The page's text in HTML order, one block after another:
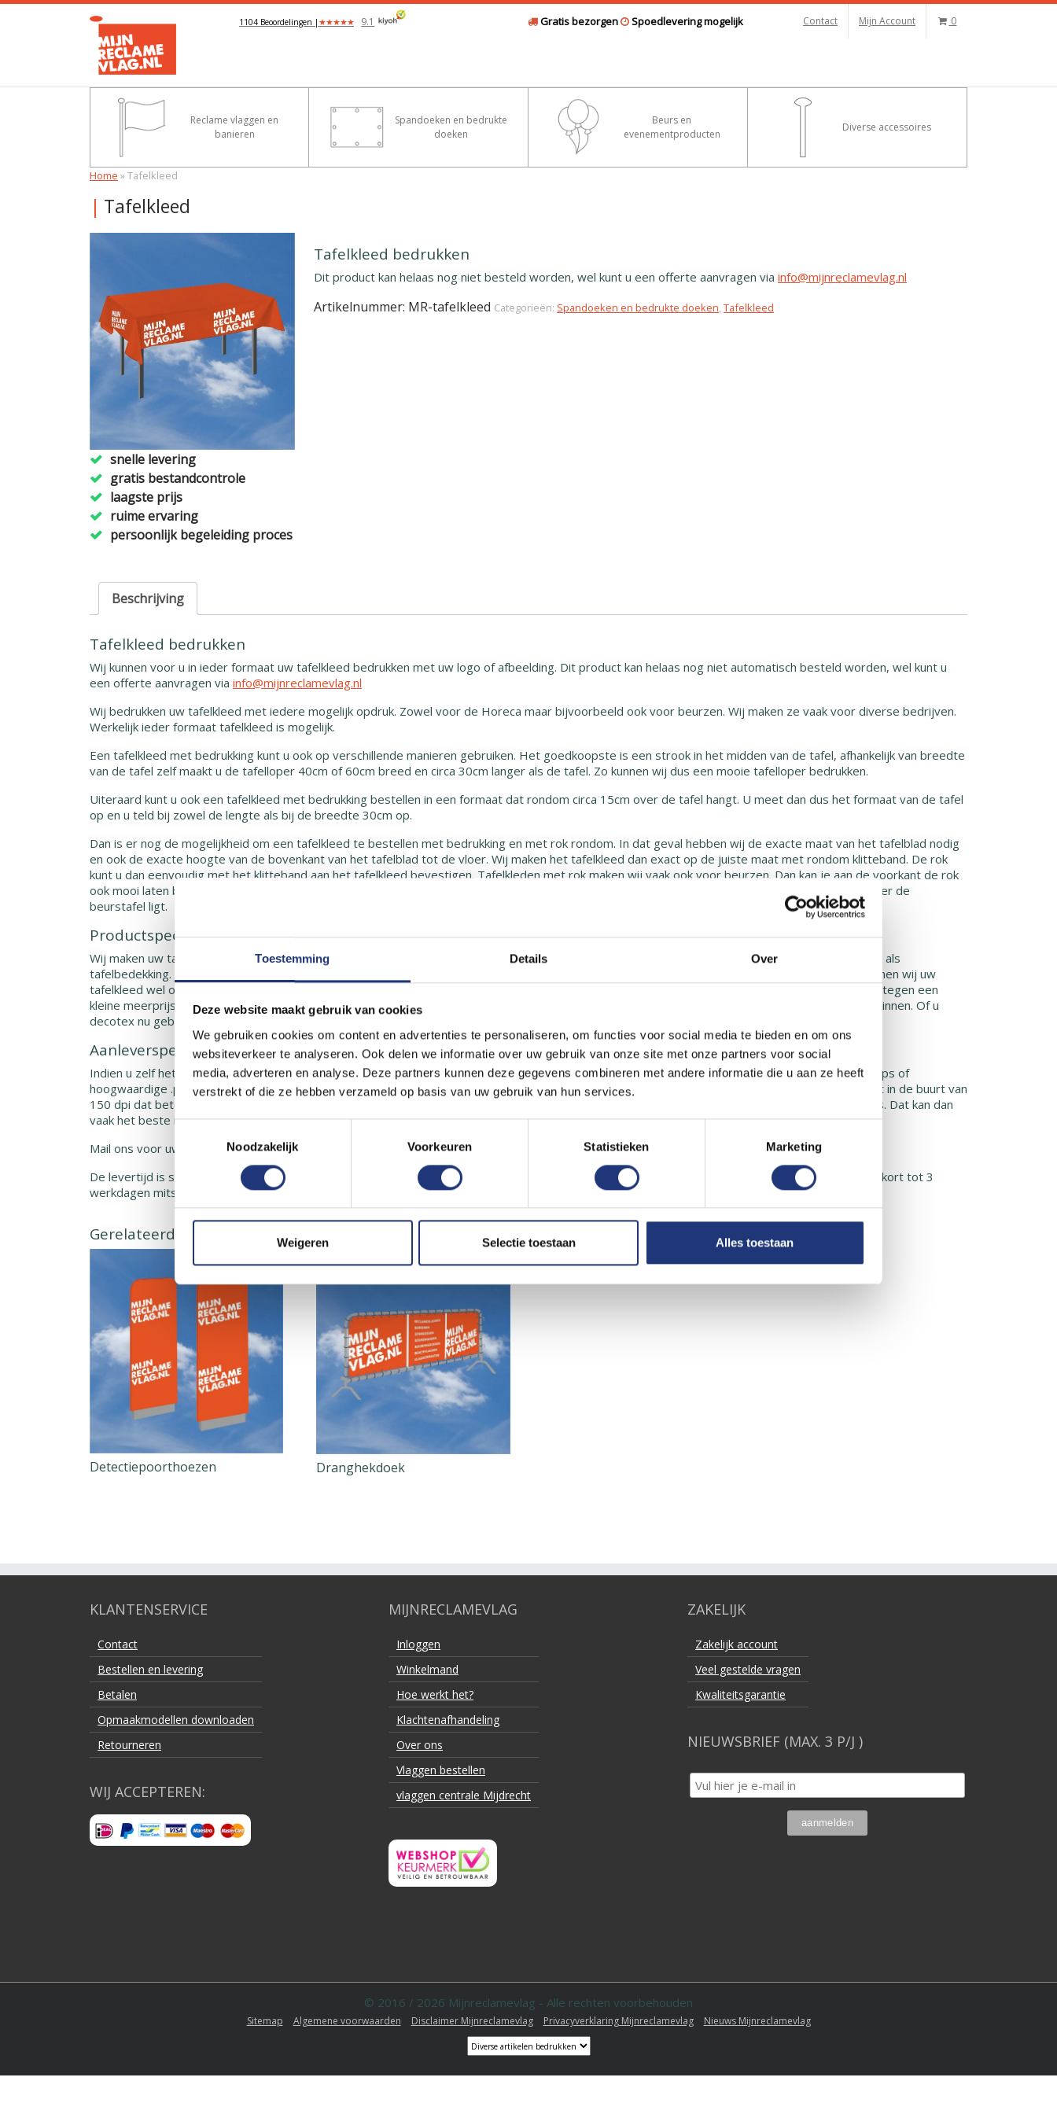
Toestemming Details Over
Deze website maakt gebruik van cookies
We gebruiken cookies om content en advertenties te personaliseren, om functies voor social media te bieden en om ons
websiteverkeer te analyseren. Ook delen we informatie over uw gebruik van onze site met onze partners voor social
media, adverteren en analyse. Deze partners kunnen deze gegevens combineren met andere informatie die u aan ze heeft
verstrekt of die ze hebben verzameld op basis van uw gebruik van hun services.
Toestemmingsselectie
Noodzakelijk
Voorkeuren Statistieken Marketing
Weigeren Selectie toestaan Alles toestaan
1104 Beoordelingen | ★★★★★ 9.1 Gratis bezorgen Spoedlevering mogelijk Contact Mijn Account 0
Reclame vlaggen en
banieren
Spandoeken en bedrukte
doeken
Beurs en
evenementproducten
Diverse accessoires
Home »Tafelkleed
Tafelkleed
snelle levering
gratis bestandcontrole
laagste prijs
ruime ervaring
persoonlijk begeleiding proces
Tafelkleed bedrukken
Dit product kan helaas nog niet besteld worden, wel kunt u een offerte aanvragen via info@mijnreclamevlag.nl
Artikelnummer: MR-tafelkleed Categorieën: Spandoeken en bedrukte doeken, Tafelkleed
Beschrijving
Tafelkleed bedrukken
Wij kunnen voor u in ieder formaat uw tafelkleed bedrukken met uw logo of afbeelding. Dit product kan helaas nog niet automatisch besteld worden, wel kunt u
een offerte aanvragen via info@mijnreclamevlag.nl
Wij bedrukken uw tafelkleed met iedere mogelijk opdruk. Zowel voor de Horeca maar bijvoorbeeld ook voor beurzen. Wij maken ze vaak voor diverse bedrijven.
Werkelijk ieder formaat tafelkleed is mogelijk.
Een tafelkleed met bedrukking kunt u ook op verschillende manieren gebruiken. Het goedkoopste is een strook in het midden van de tafel, afhankelijk van breedte
van de tafel zelf maakt u de tafelloper 40cm of 60cm breed en circa 30cm langer als de tafel. Zo kunnen wij dus een mooie tafelloper bedrukken.
Uiteraard kunt u ook een tafelkleed met bedrukking bestellen in een formaat dat rondom circa 15cm over de tafel hangt. U meet dan dus het formaat van de tafel
op en u teld bij zowel de lengte als bij de breedte 30cm op.
Dan is er nog de mogelijkheid om een tafelkleed te bestellen met bedrukking en met rok rondom. In dat geval hebben wij de exacte maat van het tafelblad nodig
en ook de exacte hoogte van de bovenkant van het tafelblad tot de vloer. Wij maken het tafelkleed dan exact op de juiste maat met rondom klitteband. De rok
kunt u dan eenvoudig met het klitteband aan het tafelkleed bevestigen. Tafelkleden met rok maken wij vaak ook voor beurzen. Dan kan je aan de voorkant de rok
ook mooi laten bedrukken met uw logo dit is erg goed voor uw herkenbaarheid op afstand. En tevens staat het netjes en ziet men niet wat er onder de
beurstafel ligt.
Productspecificatie tafelkleed bedrukken
Wij maken uw tafelkleed van 230 gram per vierkante meter decotex. Dit is een mooie, dikke, luxe en stevige stof van polyester en is zeer geschikt als
tafelbedekking. Deze stof is zo gemaakt dat wij het standaard niet voorzien van een zoom. Zonder zoom valt de stof nog mooier. Op verzoek kunnen wij uw
tafelkleed wel omzomen. Dat doen wij zonder meerprijs maar dan moet u er wel even om vragen omdat het geen standaard is. Ook kunnen wij er tegen een
kleine meerprijs indien nodig klittenband of ringen op de hoeken of rondom inzetten. Decotex kan ook goed worden gebruikt als displaymateriaal binnen. Of u
decotex nu gebuikt als tafelkleed of banier de prijs per m2 blijft hetzelfde.
Aanleverspecificaties voor een tafelkleed met bedrukking
Indien u zelf het grafisch bestand maakt kan dit een op een worden aangeleverd op ware groote. Liefst in een vectoren bestand zoals een .ai of .eps of
hoogwaardige .pdf. Als er een foto of ander pixel bestand op het kleed moet worden gedrukt moet het echt een heel goed bestand worden lieftst in de buurt van
150 dpi dat betekend circa 60 pixels per centimeter. De bestanden worden dan snel erg groot stuur ze dan via een wetransfer naar ons mailadres. Dat kan dan
vaak het beste in een .tiff of .pdf.
Mail ons voor uw offerteaanvraag en/of advies. Wij staan graag voor u klaar dan vertrouwen wij erop uw tafelkleed snel te mogen bedrukken.
De levertijd is standaard 5 werkdagen na goedgekeurde productietekening en mits voor 15:00 akkoord. Tegen spoedtoeslag kan dit worden ingekort tot 3
werkdagen mits voor 11:00 uw akkoord.
Gerelateerde producten
Detectiepoorthoezen Dranghekdoek
KLANTENSERVICE
Contact
Bestellen en levering
Betalen
Opmaakmodellen downloaden
Retourneren
WIJ ACCEPTEREN:
MIJNRECLAMEVLAG
Inloggen
Winkelmand
Hoe werkt het?
Klachtenafhandeling
Over ons
Vlaggen bestellen
vlaggen centrale Mijdrecht
ZAKELIJK
Zakelijk account
Veel gestelde vragen
Kwaliteitsgarantie
NIEUWSBRIEF (MAX. 3 P/J )
© 2016 / 2026 Mijnreclamevlag - Alle rechten voorbehouden
Sitemap Algemene voorwaarden Disclaimer Mijnreclamevlag Privacyverklaring Mijnreclamevlag Nieuws Mijnreclamevlag